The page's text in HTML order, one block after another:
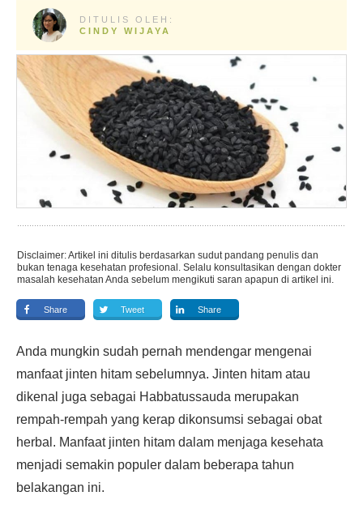
DITULIS OLEH:
CINDY WIJAYA
Disclaimer: Artikel ini ditulis berdasarkan sudut pandang penulis dan
bukan tenaga kesehatan profesional. Selalu konsultasikan dengan dokter
masalah kesehatan Anda sebelum mengikuti saran apapun di artikel ini.
Share Tweet Share
Anda mungkin sudah pernah mendengar mengenai
manfaat jinten hitam sebelumnya. Jinten hitam atau
dikenal juga sebagai Habbatussauda merupakan
rempah-rempah yang kerap dikonsumsi sebagai obat
herbal. Manfaat jinten hitam dalam menjaga kesehata
menjadi semakin populer dalam beberapa tahun
belakangan ini.